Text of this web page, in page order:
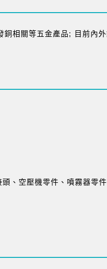
銅相關等五金產品; 目前內
、空壓機零件、噴霧器零